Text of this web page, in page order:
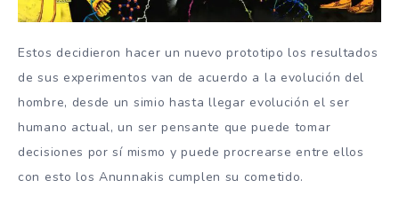
Estos decidieron hacer un nuevo prototipo los resultados
de sus experimentos van de acuerdo a la evolución del
hombre, desde un simio hasta llegar evolución el ser
humano actual, un ser pensante que puede tomar
decisiones por sí mismo y puede procrearse entre ellos
con esto los Anunnakis cumplen su cometido.